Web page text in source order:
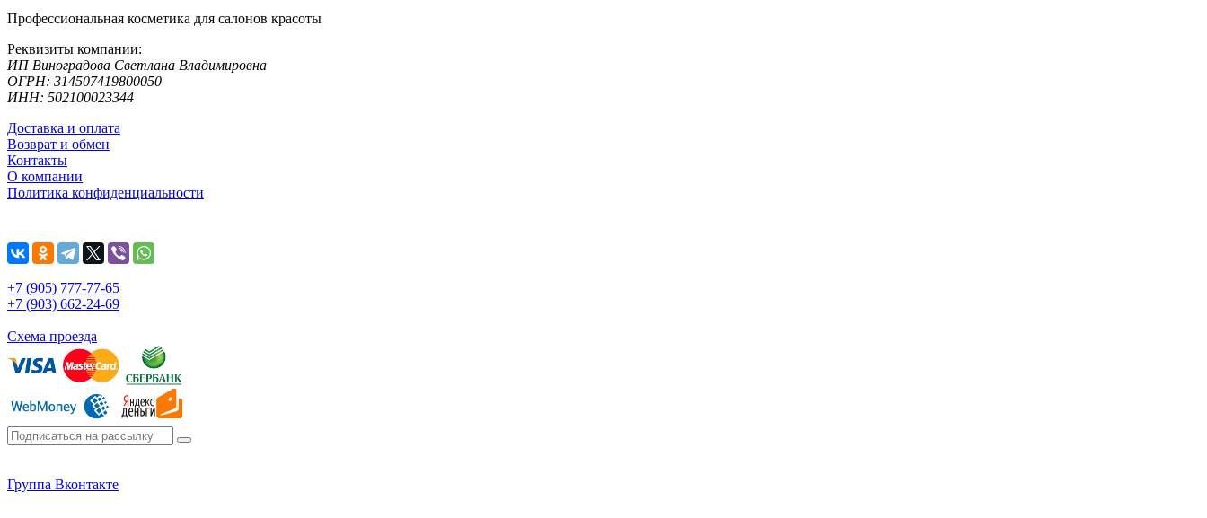
Профессиональная косметика для салонов красоты
Реквизиты компании:
ИП Виноградова Светлана Владимировна
ОГРН: 314507419800050
ИНН: 502100023344
Доставка и оплата
Возврат и обмен
Контакты
О компании
Политика конфиденциальности
+7 (905) 777-77-65
+7 (903) 662-24-69
Схема проезда
Группа Вконтакте